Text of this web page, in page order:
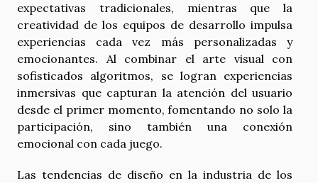
expectativas tradicionales, mientras que la
creatividad de los equipos de desarrollo impulsa
experiencias cada vez más personalizadas y
emocionantes. Al combinar el arte visual con
sofisticados algoritmos, se logran experiencias
inmersivas que capturan la atención del usuario
desde el primer momento, fomentando no solo la
participación, sino también una conexión
emocional con cada juego.
Las tendencias de diseño en la industria de los